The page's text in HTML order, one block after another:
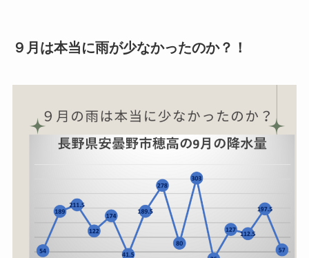
９月は本当に雨が少なかったのか？！